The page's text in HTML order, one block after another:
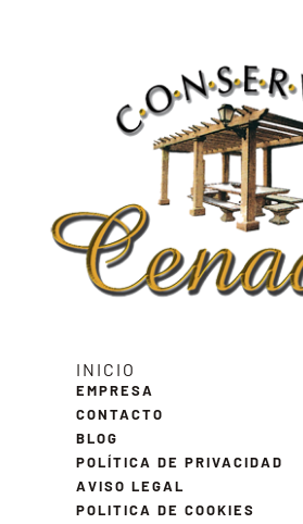
INICIO
EMPRESA
CONTACTO
BLOG
POLÍTICA DE PRIVACIDAD
AVISO LEGAL
POLITICA DE COOKIES